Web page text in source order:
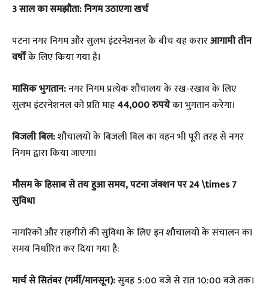
​3 साल का समझौता: निगम उठाएगा खर्च
​पटना नगर निगम और सुलभ इंटरनेशनल के बीच यह करारआगामी तीन
वर्षोंके लिए किया गया है।
मासिक भुगतान:नगर निगम प्रत्येक शौचालय के रख-रखाव के लिए
सुलभ इंटरनेशनल को प्रति माह44,000 रुपयेका भुगतान करेगा।
बिजली बिल:शौचालयों के बिजली बिल का वहन भी पूरी तरह से नगर
निगम द्वारा किया जाएगा।
​मौसम के हिसाब से तय हुआ समय, पटना जंक्शन पर 24 \times 7
सुविधा
​नागरिकों और राहगीरों की सुविधा के लिए इन शौचालयों के संचालन का
समय निर्धारित कर दिया गया है:
मार्च से सितंबर (गर्मी/मानसून):सुबह 5:00 बजे से रात 10:00 बजे तक।